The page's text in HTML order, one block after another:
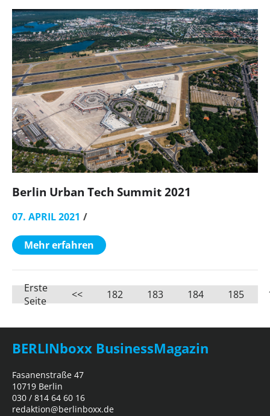
Berlin Urban Tech Summit 2021
07. APRIL 2021
Mehr erfahren
Erste
Seite
<< 182 183 184 185
BERLINboxx BusinessMagazin
Fasanenstraße 47
10719 Berlin
030 / 814 64 60 16
redaktion@berlinboxx.de